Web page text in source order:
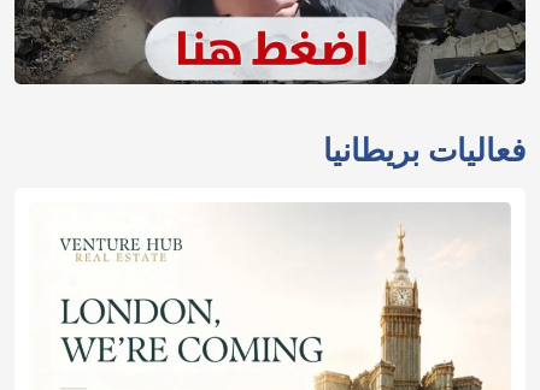
فعاليات بريطانيا